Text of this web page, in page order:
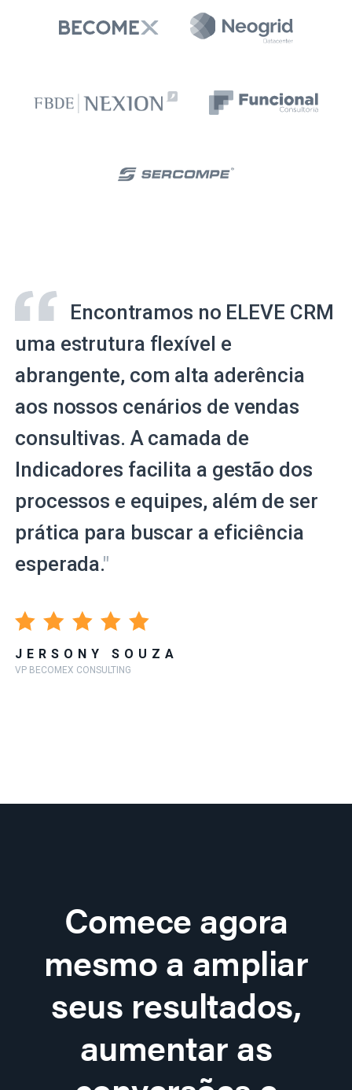
Encontramos no ELEVE CRM
uma estrutura flexível e
abrangente, com alta aderência
aos nossos cenários de vendas
consultivas. A camada de
Indicadores facilita a gestão dos
processos e equipes, além de ser
prática para buscar a eficiência
esperada."
JERSONY SOUZA
VP BECOMEX CONSULTING
Comece agora
mesmo a ampliar
seus resultados,
aumentar as